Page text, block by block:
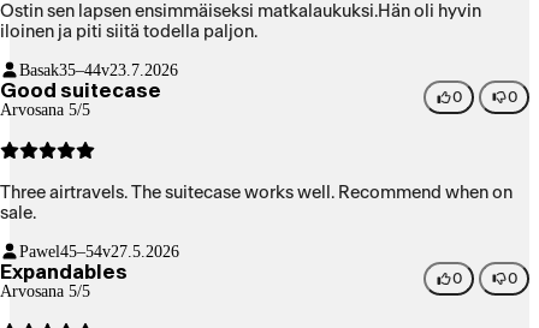
Ostin sen lapsen ensimmäiseksi matkalaukuksi.Hän oli hyvin
iloinen ja piti siitä todella paljon.
Basak35–44v23.7.2026
Good suitecase
Arvosana 5/5
0 0
Three airtravels. The suitecase works well. Recommend when on
sale.
Pawel45–54v27.5.2026
Expandables
Arvosana 5/5
0 0